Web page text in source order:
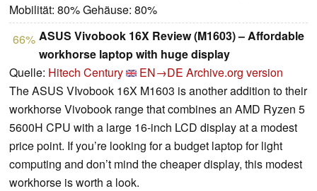
Mobilität: 80% Gehäuse: 80%
66% ASUS Vivobook 16X Review (M1603) – Affordable
workhorse laptop with huge display
Quelle: Hitech Century EN→DE Archive.org version
The ASUS VIvobook 16X M1603 is another addition to their
workhorse Vivobook range that combines an AMD Ryzen 5
5600H CPU with a large 16-inch LCD display at a modest
price point. If you’re looking for a budget laptop for light
computing and don’t mind the cheaper display, this modest
workhorse is worth a look.